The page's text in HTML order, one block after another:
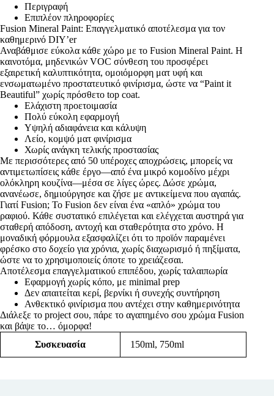
Περιγραφή
Επιπλέον πληροφορίες
Fusion Mineral Paint: Επαγγελματικό αποτέλεσμα για τον
καθημερινό DIY’er
Αναβάθμισε εύκολα κάθε χώρο με το Fusion Mineral Paint. Η
καινοτόμα, μηδενικών VOC σύνθεση του προσφέρει
εξαιρετική καλυπτικότητα, ομοιόμορφη ματ υφή και
ενσωματωμένο προστατευτικό φινίρισμα, ώστε να “Paint it
Beautiful” χωρίς πρόσθετο top coat.
Ελάχιστη προετοιμασία
Πολύ εύκολη εφαρμογή
Υψηλή αδιαφάνεια και κάλυψη
Λείο, κομψό ματ φινίρισμα
Χωρίς ανάγκη τελικής προστασίας
Με περισσότερες από 50 υπέροχες αποχρώσεις, μπορείς να
αντιμετωπίσεις κάθε έργο—από ένα μικρό κομοδίνο μέχρι
ολόκληρη κουζίνα—μέσα σε λίγες ώρες. Δώσε χρώμα,
ανανέωσε, δημιούργησε και ζήσε με αντικείμενα που αγαπάς.
Γιατί Fusion; Το Fusion δεν είναι ένα «απλό» χρώμα του
ραφιού. Κάθε συστατικό επιλέγεται και ελέγχεται αυστηρά για
σταθερή απόδοση, αντοχή και σταθερότητα στο χρόνο. Η
μοναδική φόρμουλα εξασφαλίζει ότι το προϊόν παραμένει
φρέσκο στο δοχείο για χρόνια, χωρίς διαχωρισμό ή πηξίματα,
ώστε να το χρησιμοποιείς όποτε το χρειάζεσαι.
Αποτέλεσμα επαγγελματικού επιπέδου, χωρίς ταλαιπωρία
Εφαρμογή χωρίς κόπο, με minimal prep
Δεν απαιτείται κερί, βερνίκι ή συνεχής συντήρηση
Ανθεκτικό φινίρισμα που αντέχει στην καθημερινότητα
Διάλεξε το project σου, πάρε το αγαπημένο σου χρώμα Fusion
και βάψε το… όμορφα!
Συσκευασία
150ml, 750ml